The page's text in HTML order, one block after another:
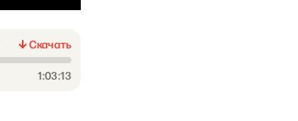
Скачать
1:03:13